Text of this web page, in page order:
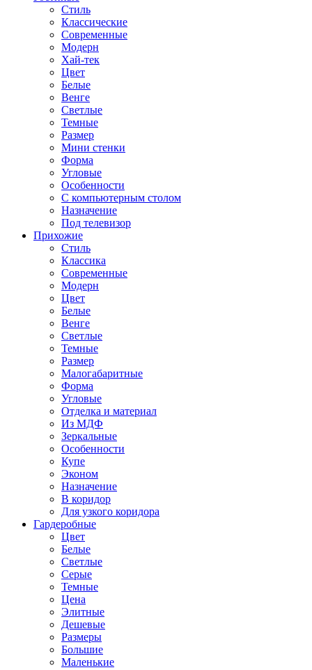
Стиль
Классические
Современные
Модерн
Хай-тек
Цвет
Белые
Венге
Светлые
Темные
Размер
Мини стенки
Форма
Угловые
Особенности
С компьютерным столом
Назначение
Под телевизор
Прихожие
Стиль
Классика
Современные
Модерн
Цвет
Белые
Венге
Светлые
Темные
Размер
Малогабаритные
Форма
Угловые
Отделка и материал
Из МДФ
Зеркальные
Особенности
Купе
Эконом
Назначение
В коридор
Для узкого коридора
Гардеробные
Цвет
Белые
Светлые
Серые
Темные
Цена
Элитные
Дешевые
Размеры
Большие
Маленькие